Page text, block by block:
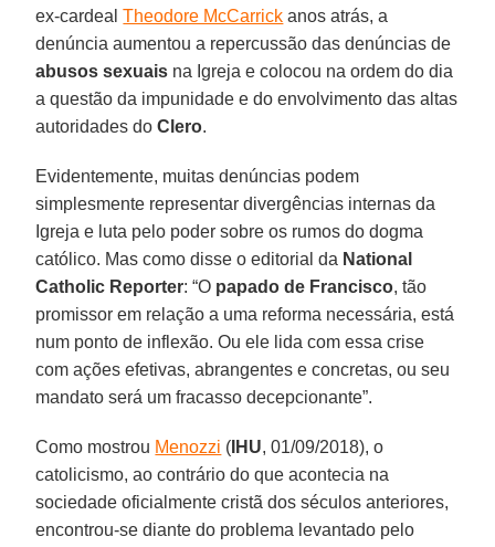
ex-cardealTheodore McCarrick anos atrás, a
denúncia aumentou a repercussão das denúncias de
abusos sexuais na Igreja e colocou na ordem do dia
a questão da impunidade e do envolvimento das altas
autoridades doClero.
Evidentemente, muitas denúncias podem
simplesmente representar divergências internas da
Igreja e luta pelo poder sobre os rumos do dogma
católico. Mas como disse o editorial da National
Catholic Reporter: “O papado de Francisco, tão
promissor em relação a uma reforma necessária, está
num ponto de inflexão. Ou ele lida com essa crise
com ações efetivas, abrangentes e concretas, ou seu
mandato será um fracasso decepcionante”.
Como mostrou Menozzi ( IHU, 01/09/2018), o
catolicismo, ao contrário do que acontecia na
sociedade oficialmente cristã dos séculos anteriores,
encontrou-se diante do problema levantado pelo